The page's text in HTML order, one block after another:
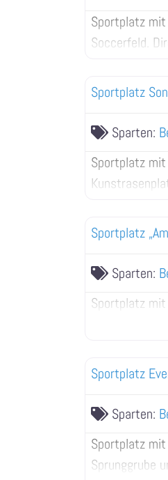
Sportplatz mit
Soccerfeld.
Sportplatz
Sparten:
Sportplatz mit
Sportplatz
Sparten:
Sportplatz mit
Sportplatz
Sparten:
Sportplatz
Sprunggrube